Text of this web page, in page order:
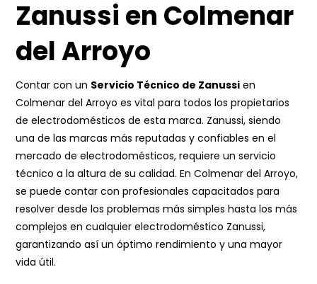
Zanussi en Colmenar
del Arroyo
Contar con un Servicio Técnico de Zanussi en
Colmenar del Arroyo es vital para todos los propietarios
de electrodomésticos de esta marca. Zanussi, siendo
una de las marcas más reputadas y confiables en el
mercado de electrodomésticos, requiere un servicio
técnico a la altura de su calidad. En Colmenar del Arroyo,
se puede contar con profesionales capacitados para
resolver desde los problemas más simples hasta los más
complejos en cualquier electrodoméstico Zanussi,
garantizando así un óptimo rendimiento y una mayor
vida útil.